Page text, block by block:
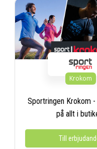
Krokom
Sportringen Krokom
på allt i
Till